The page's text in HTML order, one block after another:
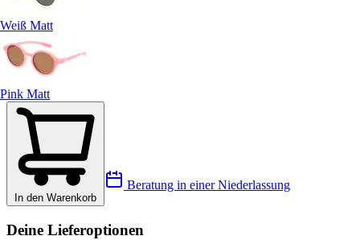
Weiß Matt
Pink Matt
In den Warenkorb
Beratung in einer Niederlassung
Deine Lieferoptionen